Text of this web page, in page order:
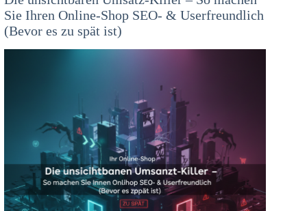
Sie Ihren Online-Shop SEO- & Userfreundlich
(Bevor es zu spät ist)